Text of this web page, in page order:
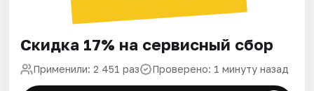
Скидка 17% на сервисный сбор
Применили: 2 451 раз Проверено: 1 минуту назад